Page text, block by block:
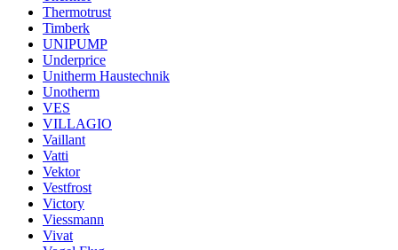
Thermotrust
Timberk
UNIPUMP
Underprice
Unitherm Haustechnik
Unotherm
VES
VILLAGIO
Vaillant
Vatti
Vektor
Vestfrost
Victory
Viessmann
Vivat